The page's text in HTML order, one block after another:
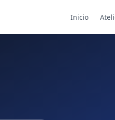
Inicio